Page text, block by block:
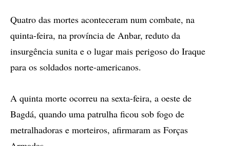
Quatro das mortes aconteceram num combate, na
quinta-feira, na província de Anbar, reduto da
insurgência sunita e o lugar mais perigoso do Iraque
para os soldados norte-americanos.
A quinta morte ocorreu na sexta-feira, a oeste de
Bagdá, quando uma patrulha ficou sob fogo de
metralhadoras e morteiros, afirmaram as Forças